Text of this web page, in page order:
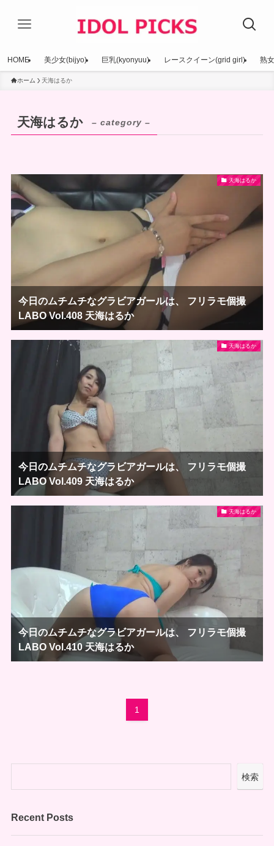
HOME 美少女(bijyo) 巨乳(kyonyuu) レースクイーン(grid girl) 熟
ホーム 天海はるか
天海はるか – category –
天海はるか
今日のムチムチなグラビアガールは、 フリラモ個撮
LABO Vol.408 天海はるか
天海はるか
今日のムチムチなグラビアガールは、 フリラモ個撮
LABO Vol.409 天海はるか
天海はるか
今日のムチムチなグラビアガールは、 フリラモ個撮
LABO Vol.410 天海はるか
1
検索
Recent Posts